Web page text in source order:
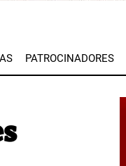
PATROCINADORES